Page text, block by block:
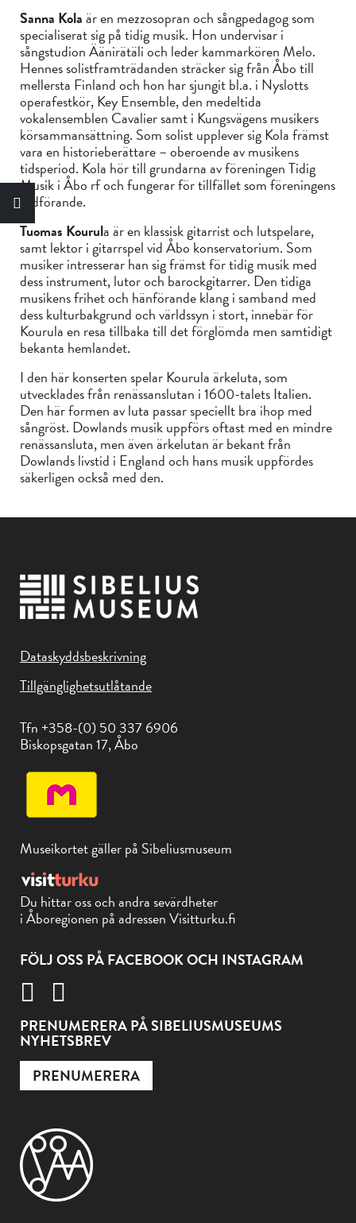
Sanna Kolaär en mezzosopran och sångpedagog som
specialiserat sig på tidig musik. Hon undervisar i
sångstudion Äänirätäli och leder kammarkören Melo.
Hennes solistframträdanden sträcker sig från Åbo till
mellersta Finland och hon har sjungit bl.a. i Nyslotts
operafestkör, Key Ensemble, den medeltida
vokalensemblen Cavalier samt i Kungsvägens musikers
körsammansättning. Som solist upplever sig Kola främst
vara en historieberättare – oberoende av musikens
tidsperiod. Kola hör till grundarna av föreningen Tidig
Musik i Åbo rf och fungerar för tillfället som föreningens
ordförande.
Tuomas Kourula är en klassisk gitarrist och lutspelare,
samt lektor i gitarrspel vid Åbo konservatorium. Som
musiker intresserar han sig främst för tidig musik med
dess instrument, lutor och barockgitarrer. Den tidiga
musikens frihet och hänförande klang i samband med
dess kulturbakgrund och världssyn i stort, innebär för
Kourula en resa tillbaka till det förglömda men samtidigt
bekanta hemlandet.
I den här konserten spelar Kourula ärkeluta, som
utvecklades från renässanslutan i 1600-talets Italien.
Den här formen av luta passar speciellt bra ihop med
sångröst. Dowlands musik uppförs oftast med en mindre
renässansluta, men även ärkelutan är bekant från
Dowlands livstid i England och hans musik uppfördes
säkerligen också med den.
Dataskyddsbeskrivning
Tillgänglighetsutlåtande
Tfn +358-(0) 50 337 6906
Biskopsgatan 17, Åbo
Museikortet gäller på Sibeliusmuseum
Du hittar oss och andra sevärdheter
i Åboregionen på adressen Visitturku.fi
FÖLJ OSS PÅ FACEBOOK OCH INSTAGRAM
PRENUMERERA PÅ SIBELIUSMUSEUMS
NYHETSBREV
PRENUMERERA